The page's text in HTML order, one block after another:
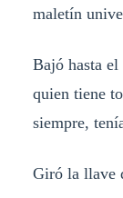
maletín
Bajó hasta el
quien tiene
siempre,
Giró la llave